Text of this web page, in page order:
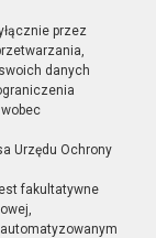
przez
danych
Urzędu Ochrony
fakultatywne